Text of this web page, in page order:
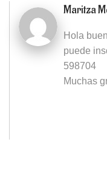
Maritza
Hola
puede
598704
Muchas